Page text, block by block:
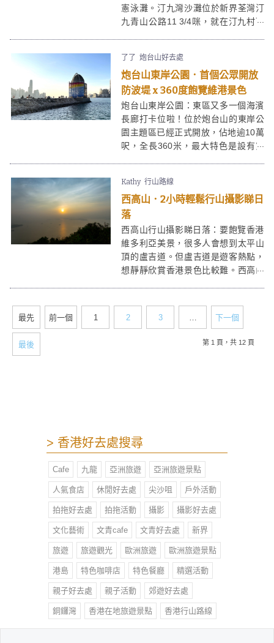
憲泳灘。汀九灣沙灘位於新界荃灣汀
九青山公路11 3/4咪，就在汀九村下
因附近和青馬大橋的建造工程而被關
閉，但2014年已經重開，除了繼續吸
引到不少泳客外，還有不少攝影師因
毗鄰的汀九橋而至，皆因汀九橋是世
界首條三塔式斜拉索橋，為必影打卡
位。
了了 炮台山好去處
炮台山東岸公園．首個公眾開放
防波堤 x 360度飽覽維港景色
炮台山東岸公園：東區又多一個海濱
長廊打卡位啦！位於炮台山的東岸公
園主題區已經正式開放，佔地逾10萬
呎，全長360米，最大特色是設有第
360度飽覽維港景色，睇日落城市剪
影一流！
Kathy 行山路線
西高山．2小時輕鬆行山攝影睇日
落
西高山行山攝影睇日落：要飽覽香港
維多利亞美景，很多人會想到太平山
頂的盧吉道。但盧吉道是遊客熱點，
想靜靜欣賞香港景色比較難。西高山
最吸引人之處，喜歡行山和攝影的朋
友就絕對不要錯過了！
最先 前一個 1 2 3 … 下一個
最後 第 1 頁，共 12 頁
> 香港好去處搜尋
Cafe 九龍 亞洲旅遊 亞洲旅遊景點
人氣食店 休閒好去處 尖沙咀 戶外活動
拍拖好去處 拍拖活動 攝影 攝影好去處
文化藝術 文青cafe 文青好去處 新界
旅遊 旅遊觀光 歐洲旅遊 歐洲旅遊景點
港島 特色咖啡店 特色餐廳 精選活動
親子好去處 親子活動 郊遊好去處
銅鑼灣 香港在地旅遊景點 香港行山路線